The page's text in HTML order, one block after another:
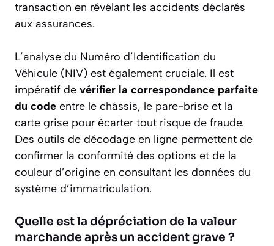
transaction en révélant les accidents déclarés
aux assurances.
L’analyse du Numéro d’Identification du
Véhicule (NIV) est également cruciale. Il est
impératif de vérifier la correspondance parfaite
du code entre le châssis, le pare-brise et la
carte grise pour écarter tout risque de fraude.
Des outils de décodage en ligne permettent de
confirmer la conformité des options et de la
couleur d’origine en consultant les données du
système d’immatriculation.
Quelle est la dépréciation de la valeur
marchande après un accident grave ?